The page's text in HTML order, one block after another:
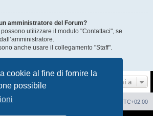
cookie al fine di fornire la
possibile
amministratore del Forum?
utilizzare il modulo "Contattaci", se
anche usare il collegamento "Staff".
Vai a
UTC+02:00